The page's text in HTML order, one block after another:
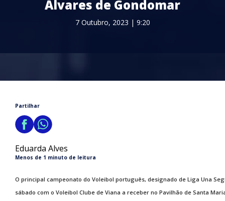
Álvares de Gondomar
7 Outubro, 2023 | 9:20
Partilhar
Eduarda Alves
Menos de 1 minuto de leitura
O principal campeonato do Voleibol português, designado de Liga Una
sábado com o Voleibol Clube de Viana a receber no Pavilhão de Santa